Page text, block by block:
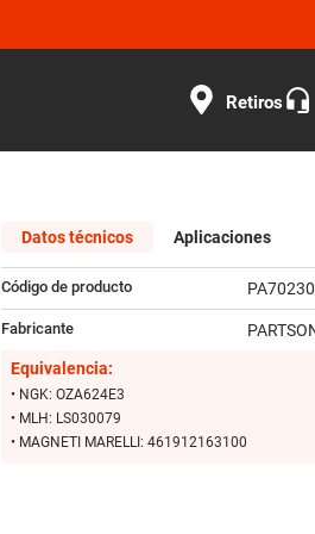
Retiros
Datos técnicos Aplicaciones
Código de producto PA70230
Fabricante
Equivalencia:
• NGK: OZA624E3
• MLH: LS030079
• MAGNETI MARELLI: 461912163100